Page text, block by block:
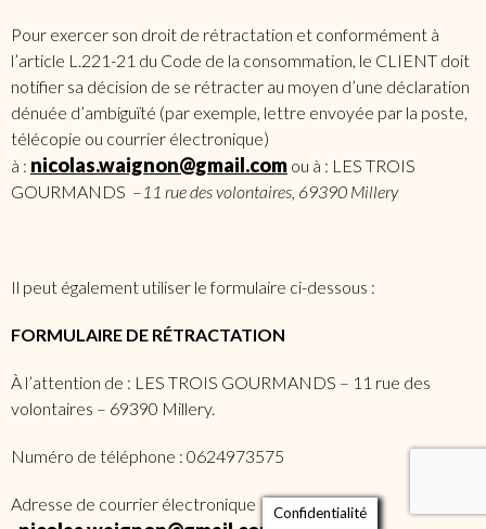
Pour exercer son droit de rétractation et conformément à
l’article L.221-21 du Code de la consommation, le CLIENT doit
notifier sa décision de se rétracter au moyen d’une déclaration
dénuée d’ambiguïté (par exemple, lettre envoyée par la poste,
télécopie ou courrier électronique)
à : nicolas.waignon@gmail.com ou à : LES TROIS
GOURMANDS –11 rue des volontaires, 69390 Millery
Il peut également utiliser le formulaire ci-dessous :
FORMULAIRE DE RÉTRACTATION
À l’attention de : LES TROIS GOURMANDS – 11 rue des
volontaires – 69390 Millery.
Numéro de téléphone : 0624973575
Adresse de courrier électronique
Confidentialité